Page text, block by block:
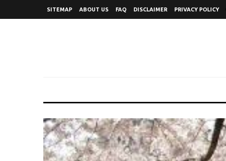
SITEMAP ABOUT US FAQ DISCLAIMER PRIVACY POLICY